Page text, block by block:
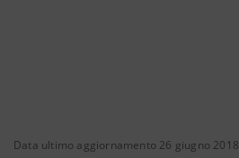
Data ultimo aggiornamento 26 giugno